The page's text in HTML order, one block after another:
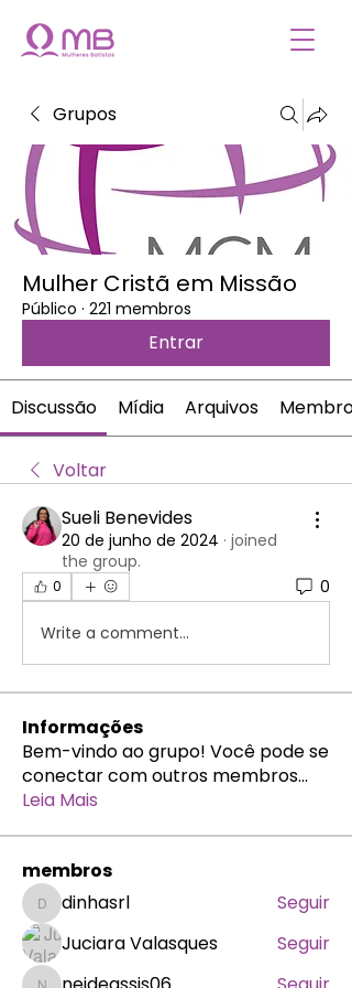
Grupos
Mulher Cristã em Missão
Público · 221 membros
Entrar
Discussão Mídia Arquivos Membros
Voltar
Sueli Benevides
20 de junho de 2024 · joined
the group.
0 0
Write a comment...
Informações
Bem-vindo ao grupo! Você pode se
conectar com outros membros...
Leia Mais
membros
dinhasrl
dinhasrl
Seguir
Juciara Valasques
Seguir